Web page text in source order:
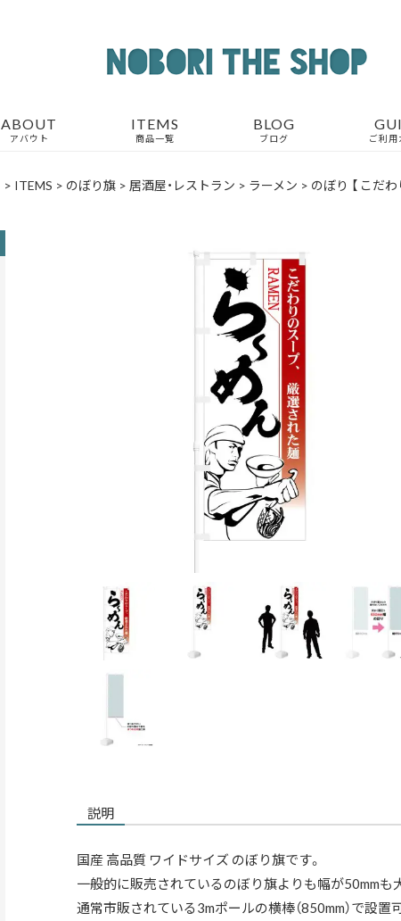
ABOUT
アバウト
ITEMS
商品一覧
BLOG
ブログ ご利用
> ITEMS > のぼり旗 > 居酒屋・レストラン > ラーメン > のぼり 【 こだ
説明
国産 高品質 ワイドサイズ のぼり旗です。
一般的に販売されているのぼり旗よりも幅が50mmも
通常市販されている3mポールの横棒（850mm）で設置